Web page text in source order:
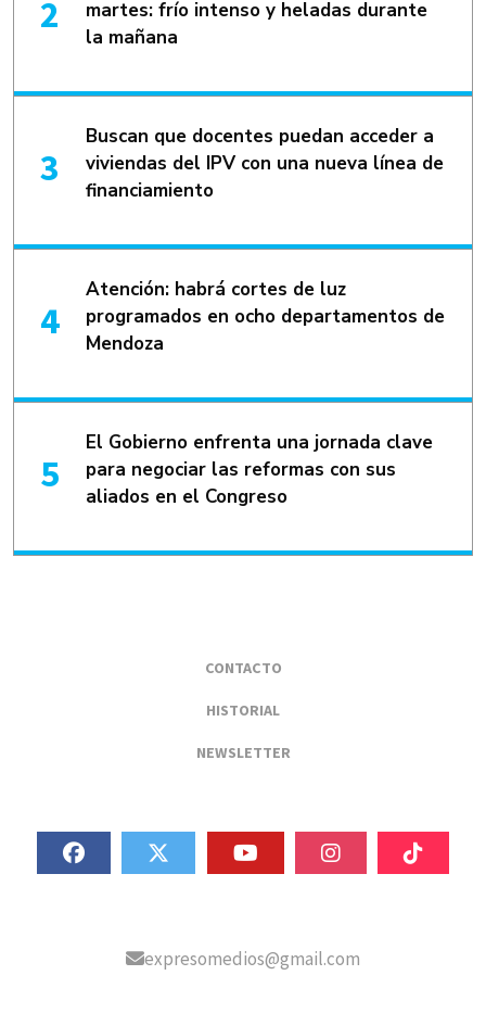
martes: frío intenso y heladas durante
la mañana
Buscan que docentes puedan acceder a
viviendas del IPV con una nueva línea de
financiamiento
Atención: habrá cortes de luz
programados en ocho departamentos de
Mendoza
El Gobierno enfrenta una jornada clave
para negociar las reformas con sus
aliados en el Congreso
CONTACTO
HISTORIAL
NEWSLETTER
expresomedios@gmail.com